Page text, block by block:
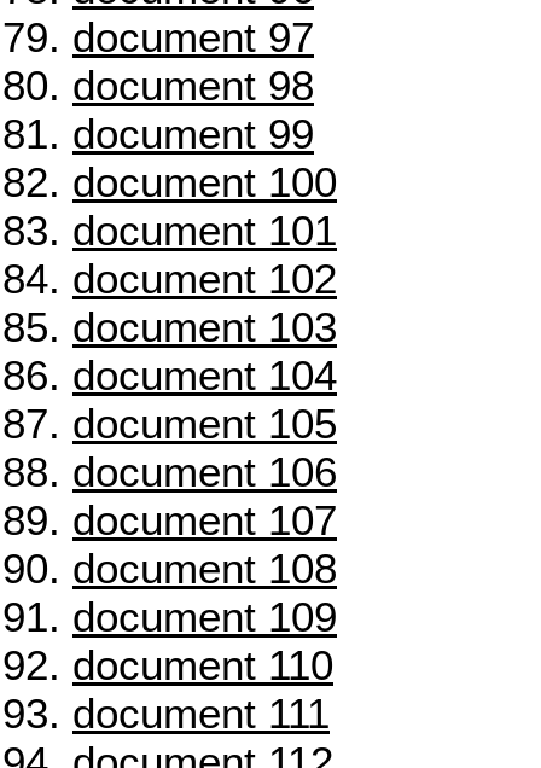
document 97
document 98
document 99
document 100
document 101
document 102
document 103
document 104
document 105
document 106
document 107
document 108
document 109
document 110
document 111